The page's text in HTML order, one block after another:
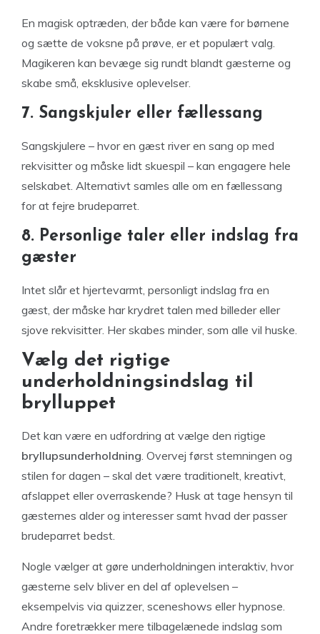
En magisk optræden, der både kan være for børnene
og sætte de voksne på prøve, er et populært valg.
Magikeren kan bevæge sig rundt blandt gæsterne og
skabe små, eksklusive oplevelser.
7. Sangskjuler eller fællessang
Sangskjulere – hvor en gæst river en sang op med
rekvisitter og måske lidt skuespil – kan engagere hele
selskabet. Alternativt samles alle om en fællessang
for at fejre brudeparret.
8. Personlige taler eller indslag fra
gæster
Intet slår et hjertevarmt, personligt indslag fra en
gæst, der måske har krydret talen med billeder eller
sjove rekvisitter. Her skabes minder, som alle vil huske.
Vælg det rigtige
underholdningsindslag til
brylluppet
Det kan være en udfordring at vælge den rigtige
bryllupsunderholdning. Overvej først stemningen og
stilen for dagen – skal det være traditionelt, kreativt,
afslappet eller overraskende? Husk at tage hensyn til
gæsternes alder og interesser samt hvad der passer
brudeparret bedst.
Nogle vælger at gøre underholdningen interaktiv, hvor
gæsterne selv bliver en del af oplevelsen –
eksempelvis via quizzer, sceneshows eller hypnose.
Andre foretrækker mere tilbagelænede indslag som